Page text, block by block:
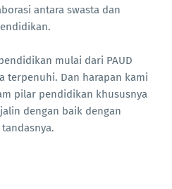
antara swasta dan
mulai dari PAUD
terpenuhi. Dan harapan kami
pilar pendidikan khususnya
dengan baik dengan